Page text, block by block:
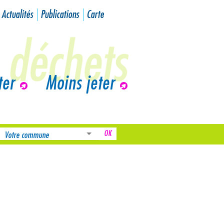
Actualités Publications Carte
Moins jeter